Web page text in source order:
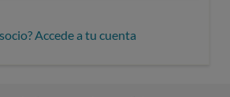
Accede a tu cuenta